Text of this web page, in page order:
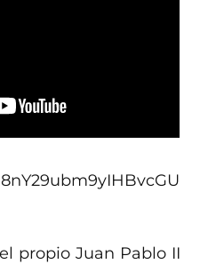
propio Juan Pablo II